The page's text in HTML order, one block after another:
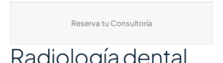
Reserva tu Consultoría
Radiología dental